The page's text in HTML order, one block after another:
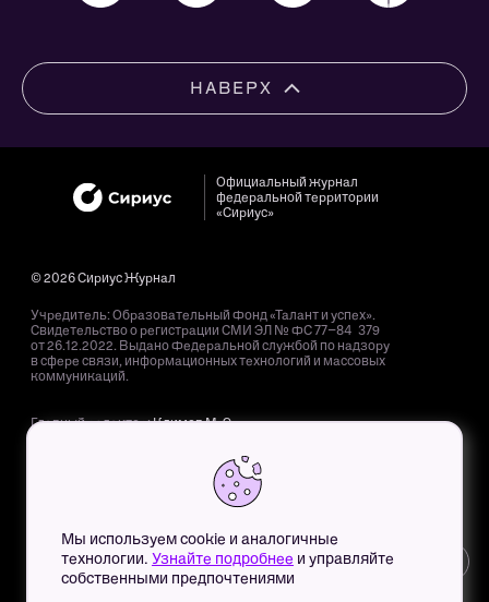
НАВЕРХ
© 2026 Сириус Журнал
Учредитель: Образовательный Фонд «Талант и успех».
Свидетельство о регистрации СМИ ЭЛ № ФС 77−84 379
от 26.12.2022. Выдано Федеральной службой по надзору
в сфере связи, информационных технологий и массовых
коммуникаций.
Главный редактор:Климов М. Э.
Адрес электронной почты редакции:
.
+7 (800) 100-76-63
Для детей старше 12 лет. Все права на любые материалы,
опубликованные на сайте, защищены в соответствии
с российским и международным законодательством
Официальный журнал
федеральной территории
«Сириус»
Мы используем cookie и аналогичные
технологии. Узнайте подробнее и управляйте
собственными предпочтениями